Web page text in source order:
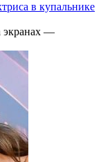
в купальнике
экранах —